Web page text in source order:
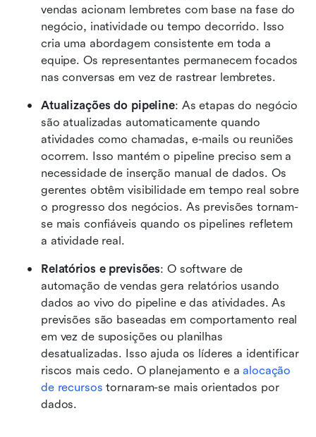
vendas acionam lembretes com base na fase do
negócio, inatividade ou tempo decorrido. Isso
cria uma abordagem consistente em toda a
equipe. Os representantes permanecem focados
nas conversas em vez de rastrear lembretes.
Atualizações do pipeline: As etapas do negócio
são atualizadas automaticamente quando
atividades como chamadas, e-mails ou reuniões
ocorrem. Isso mantém o pipeline preciso sem a
necessidade de inserção manual de dados. Os
gerentes obtêm visibilidade em tempo real sobre
o progresso dos negócios. As previsões tornam-
se mais confiáveis quando os pipelines refletem
a atividade real.
Relatórios e previsões: O software de
automação de vendas gera relatórios usando
dados ao vivo do pipeline e das atividades. As
previsões são baseadas em comportamento real
em vez de suposições ou planilhas
desatualizadas. Isso ajuda os líderes a identificar
riscos mais cedo. O planejamento e a alocação
de recursos tornaram-se mais orientados por
dados.